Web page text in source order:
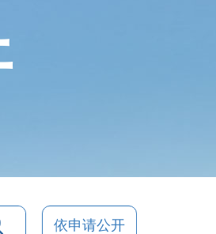
依申请公开